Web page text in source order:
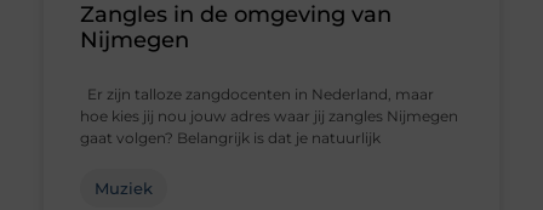
Zangles in de omgeving van
Nijmegen
Er zijn talloze zangdocenten in Nederland, maar
hoe kies jij nou jouw adres waar jij zangles Nijmegen
gaat volgen? Belangrijk is dat je natuurlijk
Muziek